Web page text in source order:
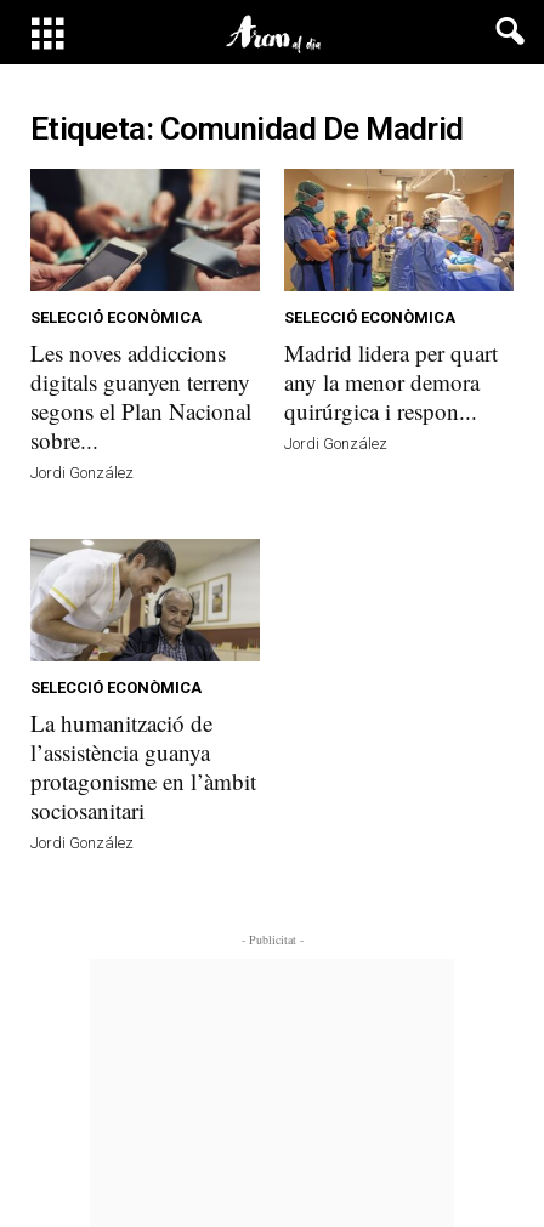
Etiqueta: Comunidad De Madrid
SELECCIÓ ECONÒMICA
Les noves addiccions
digitals guanyen terreny
segons el Plan Nacional
sobre...
Jordi González
SELECCIÓ ECONÒMICA
Madrid lidera per quart
any la menor demora
quirúrgica i respon...
Jordi González
SELECCIÓ ECONÒMICA
La humanització de
l’assistència guanya
protagonisme en l’àmbit
sociosanitari
Jordi González
- Publicitat -